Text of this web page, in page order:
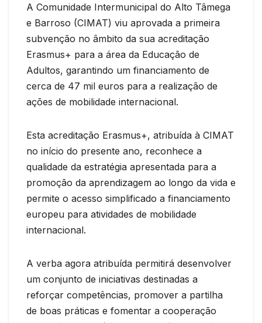
A Comunidade Intermunicipal do Alto Tâmega
e Barroso (CIMAT) viu aprovada a primeira
subvenção no âmbito da sua acreditação
Erasmus+ para a área da Educação de
Adultos, garantindo um financiamento de
cerca de 47 mil euros para a realização de
ações de mobilidade internacional.
Esta acreditação Erasmus+, atribuída à CIMAT
no início do presente ano, reconhece a
qualidade da estratégia apresentada para a
promoção da aprendizagem ao longo da vida e
permite o acesso simplificado a financiamento
europeu para atividades de mobilidade
internacional.
A verba agora atribuída permitirá desenvolver
um conjunto de iniciativas destinadas a
reforçar competências, promover a partilha
de boas práticas e fomentar a cooperação